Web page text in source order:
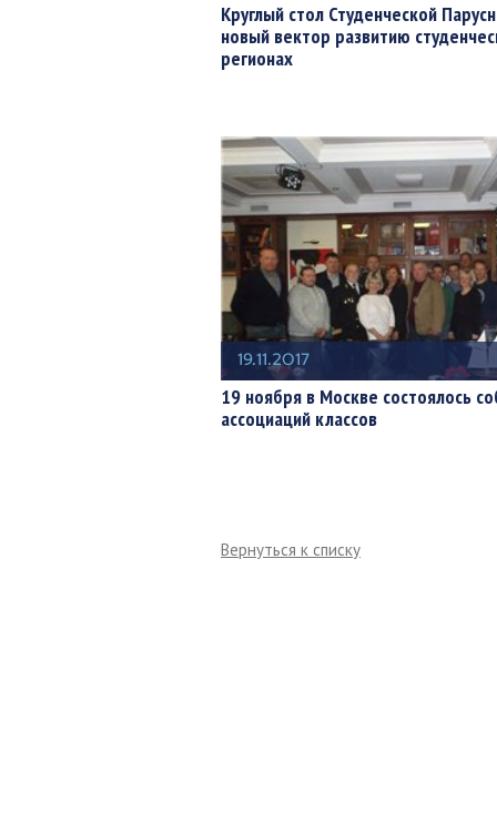
Круглый стол Студенческой
новый вектор развитию
регионах
19.11.2017
19 ноября в Москве состоялось
ассоциаций классов
Вернуться к списку